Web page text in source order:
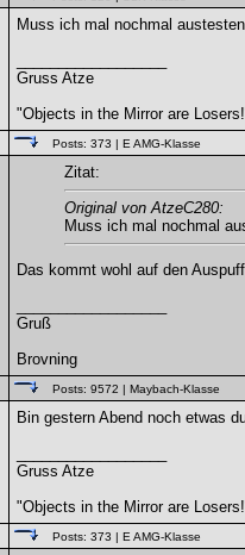
Muss ich mal nochmal
Gruss Atze
"Objects in the Mirror are
Posts: 373 | E AMG-Klasse
Zitat:
Original von AtzeC280:
Muss ich mal nochmal
Das kommt wohl auf den
Gruß
Brovning
Posts: 9572 | Maybach-Klasse
Bin gestern Abend noch etwas
Gruss Atze
"Objects in the Mirror are
Posts: 373 | E AMG-Klasse